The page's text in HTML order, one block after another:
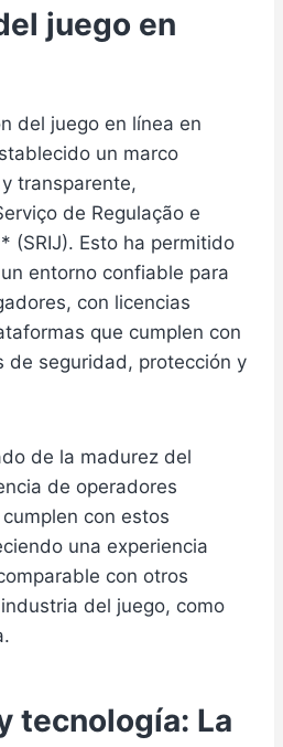
juego en
del juego en línea en
un marco
transparente,
de Regulação e
(SRIJ). Esto ha permitido
entorno confiable para
con licencias
que cumplen con
de seguridad, protección y
de la madurez del
de operadores
con estos
una experiencia
con otros
del juego, como
tecnología: La